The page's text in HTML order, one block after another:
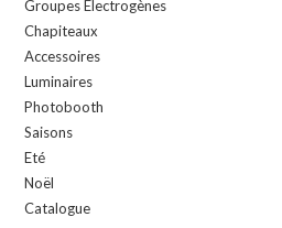
Groupes Electrogènes
Chapiteaux
Accessoires
Luminaires
Photobooth
Saisons
Eté
Noël
Catalogue